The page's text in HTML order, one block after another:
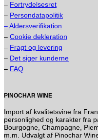
– Fortrydelsesret
– Persondatapolitik
– Aldersverifikation
– Cookie dekleration
– Fragt og levering
– Det siger kunderne
– FAQ
PINOCHAR WINE
Import af kvalitetsvine fra
personlighed og karakter fra
Bourgogne, Champagne,
m.m. Udvalgt af Pinochar